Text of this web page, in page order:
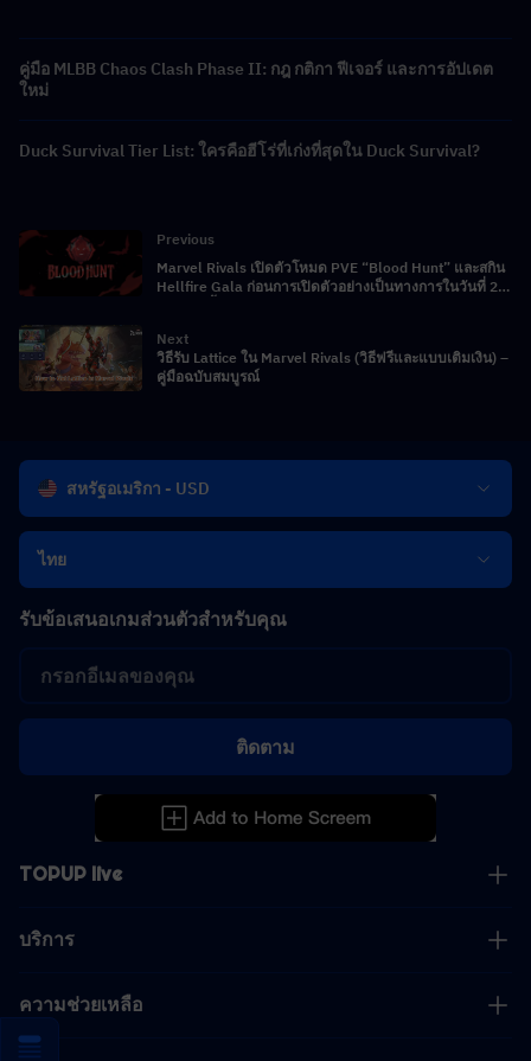
คู่มือ MLBB Chaos Clash Phase II: กฎ กติกา ฟีเจอร์ และการอัปเดต
ใหม่
Duck Survival Tier List: ใครคือฮีโร่ที่เก่งที่สุดใน Duck Survival?
Previous
Marvel Rivals เปิดตัวโหมด PVE “Blood Hunt” และสกิน
Hellfire Gala ก่อนการเปิดตัวอย่างเป็นทางการในวันที่ 23
Next
วิธีรับ Lattice ใน Marvel Rivals (วิธีฟรีและแบบเติมเงิน) –
คู่มือฉบับสมบูรณ์
สหรัฐอเมริกา - USD
ไทย
TOPUP live
บริการ
ความช่วยเหลือ
รับข้อเสนอเกมส่วนตัวสำหรับคุณ
ติดตาม